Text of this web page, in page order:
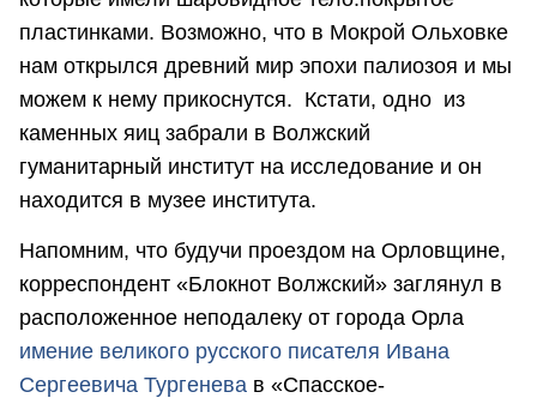
пластинками. Возможно, что в Мокрой Ольховке
нам открылся древний мир эпохи палиозоя и мы
можем к нему прикоснутся. Кстати, одно из
каменных яиц забрали в Волжский
гуманитарный институт на исследование и он
находится в музее института.
Напомним, что будучи проездом на Орловщине,
корреспондент «Блокнот Волжский» заглянул в
расположенное неподалеку от города Орла
имение великого русского писателя Ивана
Сергеевича Тургенева в «Спасское-